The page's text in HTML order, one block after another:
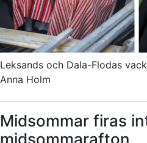
Leksands och Dala-Flodas
Anna Holm
Midsommar firas
midsommarafton